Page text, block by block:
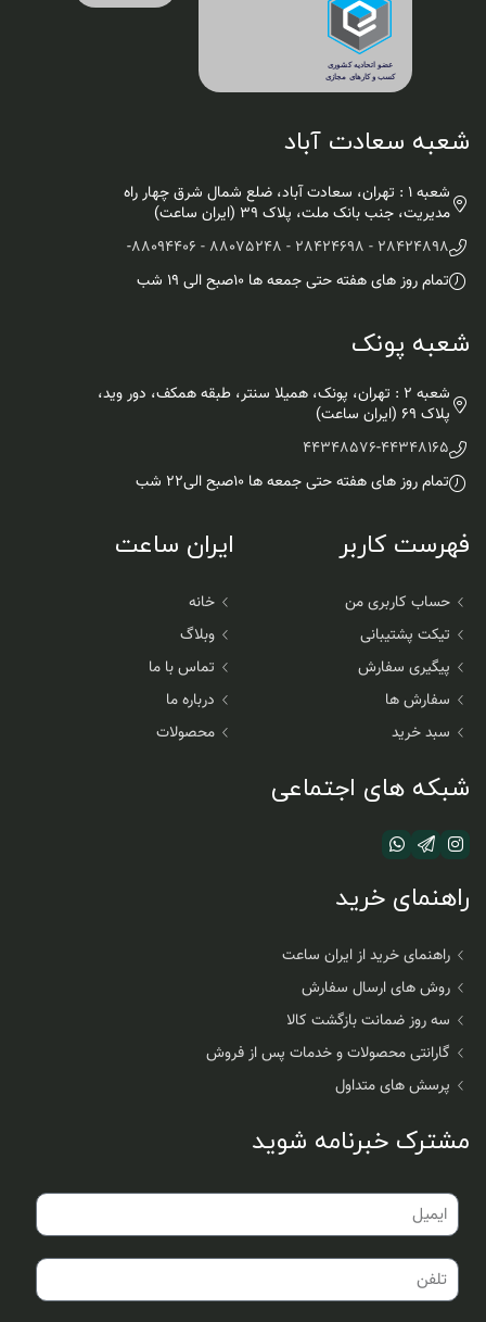
شعبه سعادت آباد
شعبه 1 : تهران، سعادت آباد، ضلع شمال شرق چهار راه
مدیریت، جنب بانک ملت، پلاک ۳۹ (ایران ساعت)
28424898 - 28424698 - 88075248 - 88094406
-
تمام روز های هفته حتی جمعه ها ۱۰صبح الی ۱۹ شب
شعبه پونک
شعبه 2 : تهران، پونک، همیلا سنتر، طبقه همکف، دور وید،
پلاک 69 (ایران ساعت)
44348165
-
44348576
تمام روز های هفته حتی جمعه ها ۱۰صبح الی۲۲ شب
فهرست کاربر
حساب کاربری من
تیکت پشتیبانی
پیگیری سفارش
سفارش ها
سبد خرید
شبکه های اجتماعی
ایران ساعت
خانه
وبلاگ
تماس با ما
درباره ما
محصولات
راهنمای خرید
راهنمای خرید از ایران ساعت
روش های ارسال سفارش
سه روز ضمانت بازگشت کالا
گارانتی محصولات و خدمات پس از فروش
پرسش های متداول
مشترک خبرنامه شوید